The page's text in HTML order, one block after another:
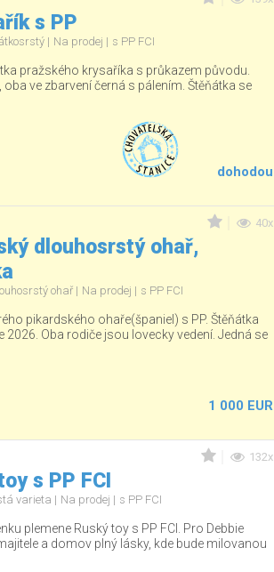
s PP
Na prodej s PP FCI
pražského krysaříka s průkazem původu.
oba ve zbarvení černá s pálením. Štěňátka se
dohodou
40x
dlouhosrstý ohař,
ohař Na prodej s PP FCI
pikardského ohaře(španiel) s PP. Štěňátka
2026. Oba rodiče jsou lovecky vedení. Jedná se
1 000 EUR
132x
s PP FCI
varieta Na prodej s PP FCI
plemene Ruský toy s PP FCI. Pro Debbie
a domov plný lásky, kde bude milovanou